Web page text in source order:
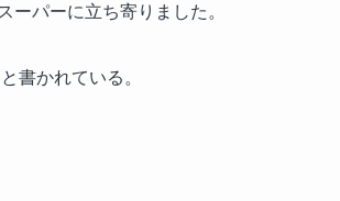
パーに立ち寄りました。
書かれている。